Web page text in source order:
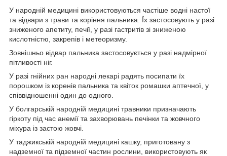
У народній медицині використовуються частіше водні настої
та відвари з трави та коріння пальника. Їх застосовують у разі
зниженого апетиту, печії, у разі гастритів зі зниженою
кислотністю, закрепів і метеоризму.
Зовнішньо відвар пальника застосовується у разі надмірної
пітливості ніг.
У разі гнійних ран народні лекарі радять посипати їх
порошком із коренів пальника та квіток ромашки аптечної, у
співвідношенні один до одного.
У болгарській народній медицині травники призначають
гіркоту під час анемії та захворювань печінки та жовчного
міхура із застою жовчі.
У таджикській народній медицині кашку, приготовану з
надземної та підземної частин рослини, використовують як